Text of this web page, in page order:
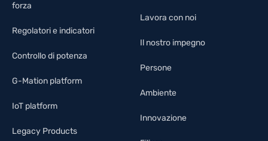
forza
Regolatori e indicatori
Controllo di potenza
G-Mation platform
IoT platform
Legacy Products
Lavora con noi
Il nostro impegno
Persone
Ambiente
Innovazione